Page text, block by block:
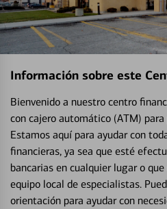
Información sobre este
Bienvenido a nuestro centro
con cajero automático (ATM) para
Estamos aquí para ayudar con
financieras, ya sea que esté
bancarias en cualquier lugar o
equipo local de especialistas.
orientación para ayudar con